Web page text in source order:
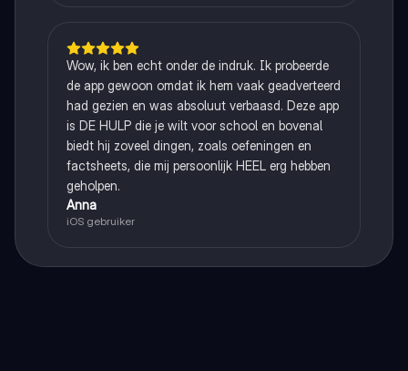
Wow, ik ben echt onder de indruk. Ik probeerde
de app gewoon omdat ik hem vaak geadverteerd
had gezien en was absoluut verbaasd. Deze app
is DE HULP die je wilt voor school en bovenal
biedt hij zoveel dingen, zoals oefeningen en
factsheets, die mij persoonlijk HEEL erg hebben
geholpen.
Anna
iOS gebruiker